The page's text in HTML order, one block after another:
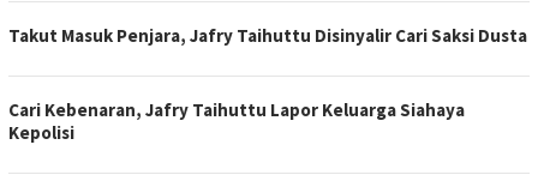
Takut Masuk Penjara, Jafry Taihuttu Disinyalir Cari Saksi Dusta
Cari Kebenaran, Jafry Taihuttu Lapor Keluarga Siahaya
Kepolisi